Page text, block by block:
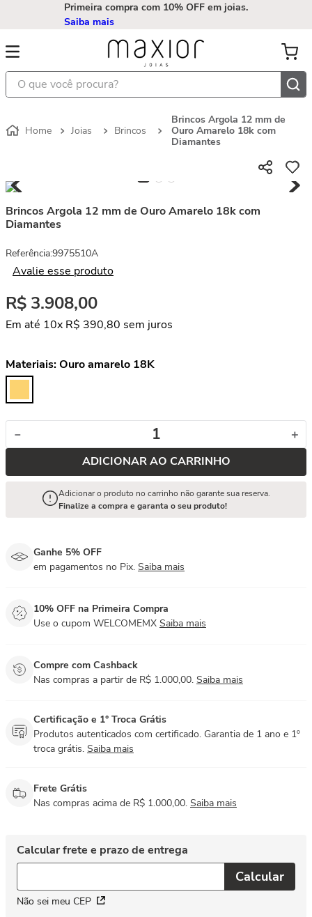
Primeira compra com 10% OFF em joias.
Saiba mais
O que você procura?
Joias Brincos
Brincos Argola 12 mm de
Ouro Amarelo 18k com
Diamantes
Brincos Argola 12 mm de Ouro Amarelo 18k com
Diamantes
Referência:9975510A
Avalie esse produto
R$ 3.908,00
Em até 10x R$ 390,80 sem juros
Materiais:Ouro amarelo 18K
＋
－
ADICIONAR AO CARRINHO
Adicionar o produto no carrinho não garante sua reserva.
Finalize a compra e garanta o seu produto!
Ganhe 5% OFF
em pagamentos no Pix. Saiba mais
10% OFF na Primeira Compra
Use o cupom WELCOMEMX Saiba mais
Compre com Cashback
Nas compras a partir de R$ 1.000,00. Saiba mais
Certificação e 1° Troca Grátis
Produtos autenticados com certificado. Garantia de 1 ano e 1º
troca grátis. Saiba mais
Frete Grátis
Nas compras acima de R$ 1.000,00. Saiba mais
Não sei meu CEP